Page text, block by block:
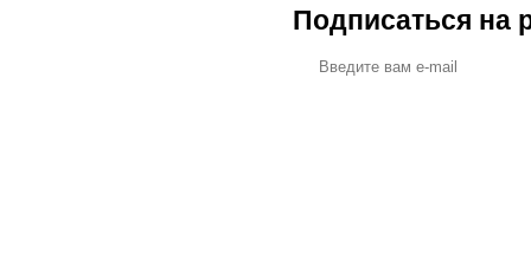
Подписаться на